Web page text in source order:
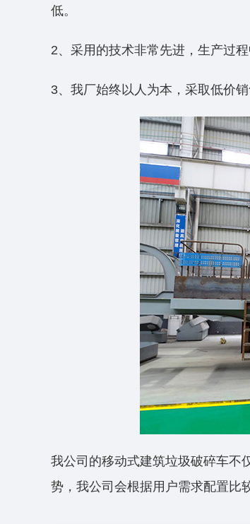
低。
2、采用的技术非常先进，生产过
3、我厂始终以人为本，采取低价
我公司的移动式建筑垃圾破碎车不
势，我公司会根据用户需求配置比